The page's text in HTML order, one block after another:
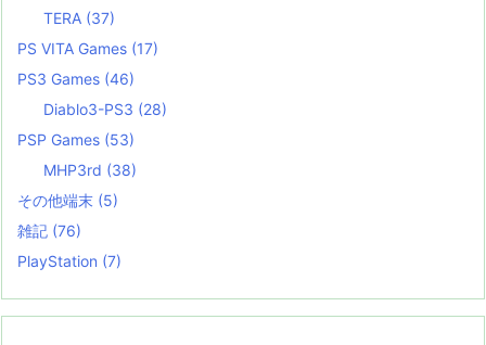
TERA (37)
PS VITA Games (17)
PS3 Games (46)
Diablo3-PS3 (28)
PSP Games (53)
MHP3rd (38)
その他端末 (5)
雑記 (76)
PlayStation (7)